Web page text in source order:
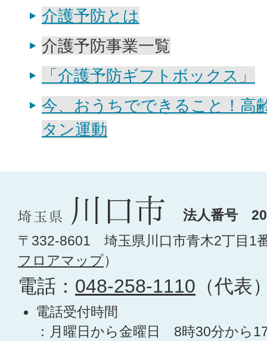
介護予防とは
介護予防事業一覧
「介護予防ギフトボックス」
今、おうちでできること！高
タン運動
法人番号
〒332-8601 埼玉県川口市青木2丁目1
フロアマップ）
電話： 048-258-1110 （代表
電話受付時間
：月曜日から金曜日 8時30分から